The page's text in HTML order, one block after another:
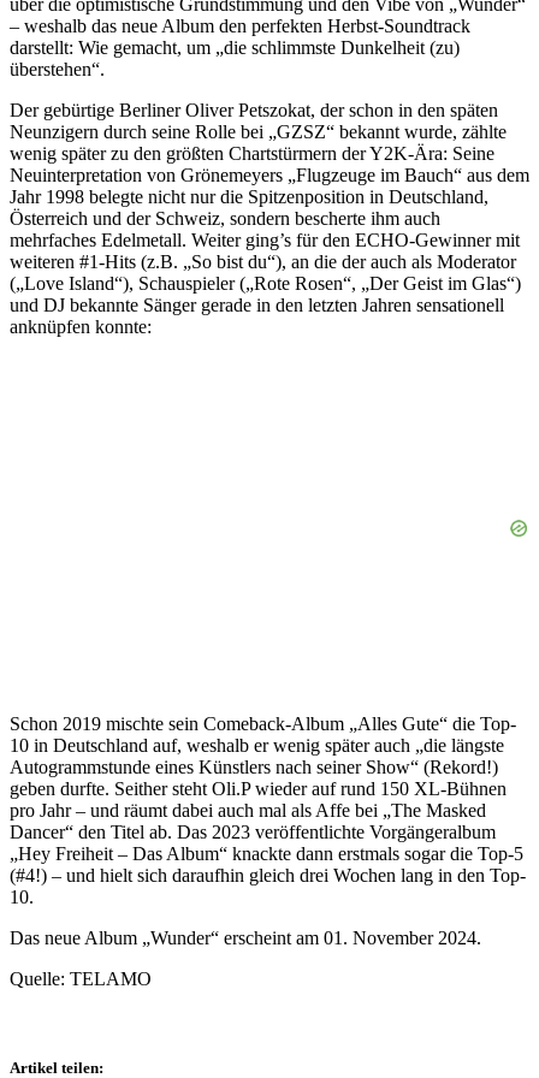
über die optimistische Grundstimmung und den Vibe von „Wunder“
– weshalb das neue Album den perfekten Herbst-Soundtrack
darstellt: Wie gemacht, um „die schlimmste Dunkelheit (zu)
überstehen“.
Der gebürtige Berliner Oliver Petszokat, der schon in den späten
Neunzigern durch seine Rolle bei „GZSZ“ bekannt wurde, zählte
wenig später zu den größten Chartstürmern der Y2K-Ära: Seine
Neuinterpretation von Grönemeyers „Flugzeuge im Bauch“ aus dem
Jahr 1998 belegte nicht nur die Spitzenposition in Deutschland,
Österreich und der Schweiz, sondern bescherte ihm auch
mehrfaches Edelmetall. Weiter ging’s für den ECHO-Gewinner mit
weiteren #1-Hits (z.B. „So bist du“), an die der auch als Moderator
(„Love Island“), Schauspieler („Rote Rosen“, „Der Geist im Glas“)
und DJ bekannte Sänger gerade in den letzten Jahren sensationell
anknüpfen konnte:
Schon 2019 mischte sein Comeback-Album „Alles Gute“ die Top-
10 in Deutschland auf, weshalb er wenig später auch „die längste
Autogrammstunde eines Künstlers nach seiner Show“ (Rekord!)
geben durfte. Seither steht Oli.P wieder auf rund 150 XL-Bühnen
pro Jahr – und räumt dabei auch mal als Affe bei „The Masked
Dancer“ den Titel ab. Das 2023 veröffentlichte Vorgängeralbum
„Hey Freiheit – Das Album“ knackte dann erstmals sogar die Top-5
(#4!) – und hielt sich daraufhin gleich drei Wochen lang in den Top-
10.
Das neue Album „Wunder“ erscheint am 01. November 2024.
Quelle: TELAMO
Artikel teilen: